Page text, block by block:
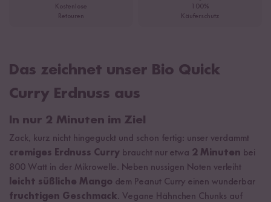
Kostenlose
Retouren
100%
Käuferschutz
Das zeichnet unser Bio Quick
Curry Erdnuss aus
In nur 2 Minuten im Ziel
Zack, kurz nicht hingeguckt und schon fertig: unser verdammt
cremiges Erdnuss Curry braucht nur etwa 2 Minuten bei
800 Watt in der Mikrowelle. Neben nussigen Noten verleiht
leicht süßliche Mango dem Peanut Curry einen wunderbar
fruchtigen Geschmack. Vegane Hähnchen Chunks auf